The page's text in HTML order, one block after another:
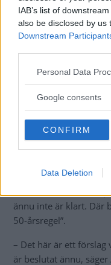
IAB’s list of
also be disclosed by us
Downstream
Please note that this
not limited to your visit
use your data for
consent section.
Personal Data
Google consents
CONFIRM
Data Deletion
Text
Klassiker
Transportstyrelsen
av veteranbilar. Ett
det fickkritik från
I korthet gick
återigen ska
längre vara befriade
ännu inte är klart. Där
50-årsregel”.
– Det här är ett
är beslutat ännu,